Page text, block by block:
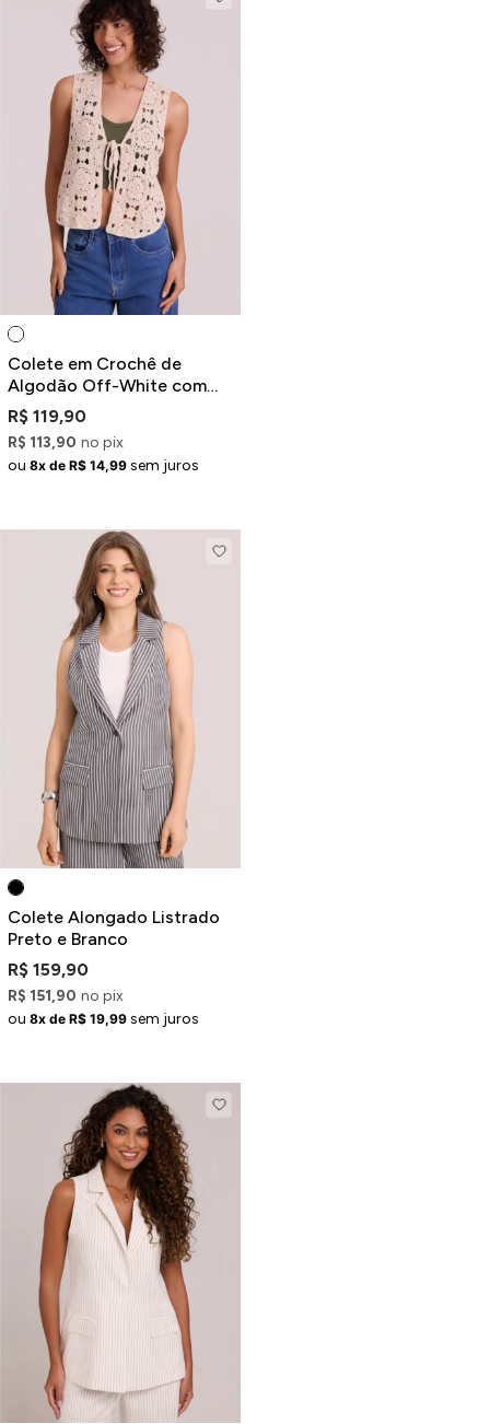
Colete em Crochê de
Algodão Off-White com
Amarração
R$ 119,90
R$ 113,90 no pix
ou 8x de R$ 14,99 sem juros
Colete Alongado Listrado
Preto e Branco
R$ 159,90
R$ 151,90 no pix
ou 8x de R$ 19,99 sem juros